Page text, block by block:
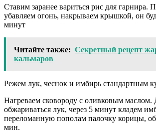
Ставим заранее вариться рис для гарнира.
убавляем огонь, накрываем крышкой, он
минут
Читайте также: Секретный рецепт
кальмаров
Режем лук, чеснок и имбирь стандартным
Нагреваем сковороду с оливковым маслом.
обжариваться лук, через 5 минут кладем
переломанную пополам палочку корицы,
мин.